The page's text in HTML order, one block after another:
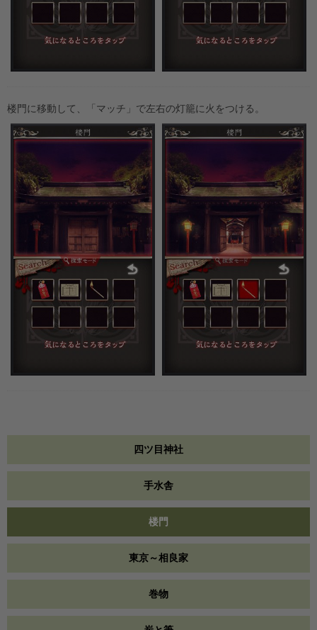
楼門に移動して、「マッチ」で左右の灯籠に火をつける。
四ツ目神社
手水舎
楼門
東京～相良家
巻物